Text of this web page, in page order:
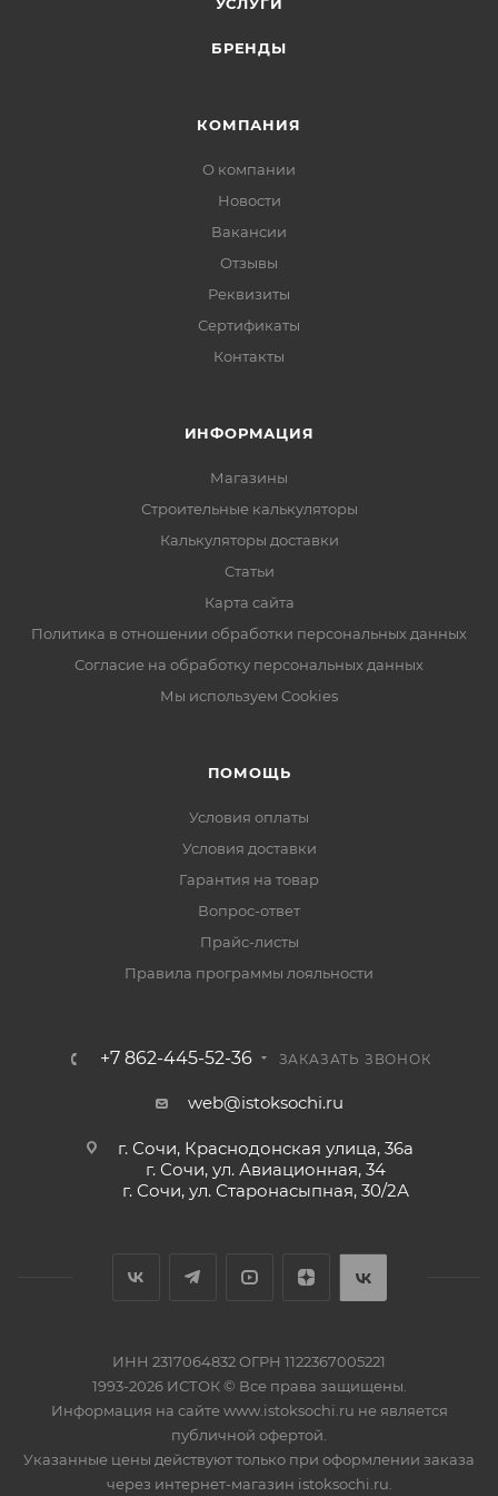
БРЕНДЫ
КОМПАНИЯ
О компании
Новости
Вакансии
Отзывы
Реквизиты
Сертификаты
Контакты
ИНФОРМАЦИЯ
Магазины
Строительные калькуляторы
Калькуляторы доставки
Статьи
Карта сайта
Политика в отношении обработки персональных данных
Согласие на обработку персональных данных
Мы используем Cookies
ПОМОЩЬ
Условия оплаты
Условия доставки
Гарантия на товар
Вопрос-ответ
Прайс-листы
Правила программы лояльности
+7 862-445-52-36 ЗАКАЗАТЬ ЗВОНОК
web@istoksochi.ru
г. Сочи, Краснодонская улица, 36а
г. Сочи, ул. Авиационная, 34
г. Сочи, ул. Старонасыпная, 30/2А
ИНН 2317064832 ОГРН 1122367005221
1993-2026 ИСТОК © Все права защищены.
Информация на сайте www.istoksochi.ru не является
публичной офертой.
Указанные цены действуют только при оформлении заказа
через интернет-магазин istoksochi.ru.